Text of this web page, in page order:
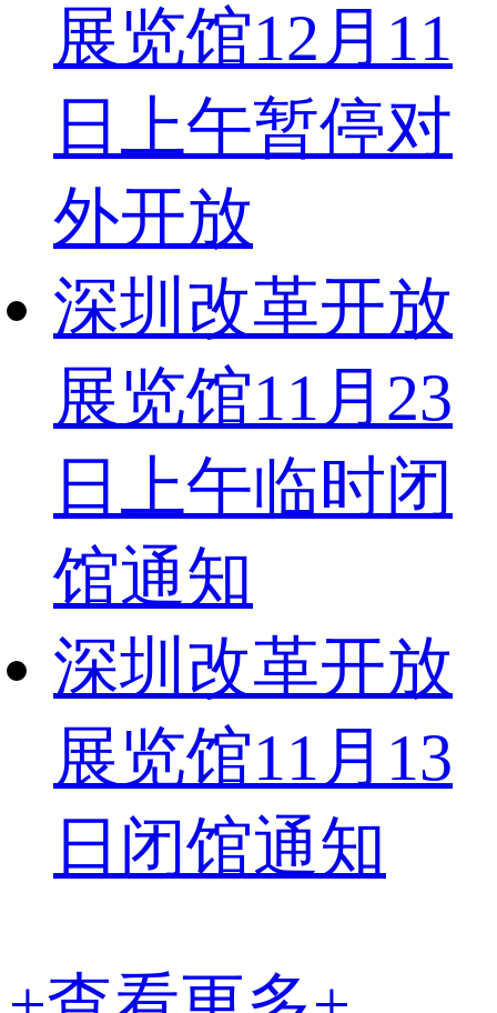
展览馆12月11
日上午暂停对
外开放
深圳改革开放
展览馆11月23
日上午临时闭
馆通知
深圳改革开放
展览馆11月13
日闭馆通知